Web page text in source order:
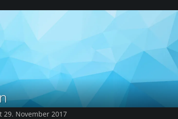
29. November 2017